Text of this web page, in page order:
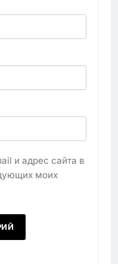
и адрес сайта в
моих